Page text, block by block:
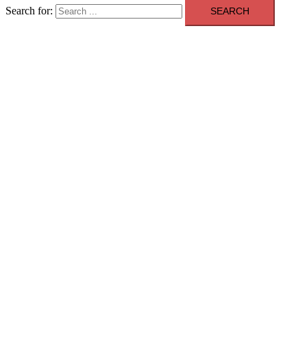
Search for: